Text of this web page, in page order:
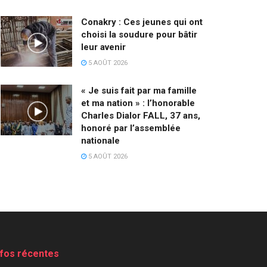
Conakry : Ces jeunes qui ont
choisi la soudure pour bâtir
leur avenir
5 AOÛT 2026
« Je suis fait par ma famille
et ma nation » : l’honorable
Charles Dialor FALL, 37 ans,
honoré par l’assemblée
nationale
5 AOÛT 2026
récentes